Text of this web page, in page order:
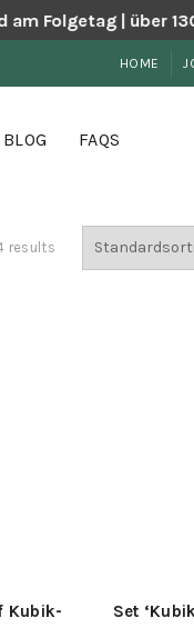
Folgetag | über
HOME
BLOG FAQS
results
Kubik-
Set